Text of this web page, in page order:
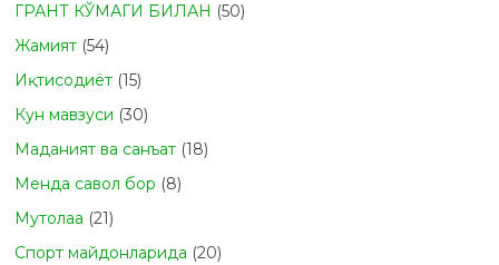
ГРАНТ КЎМАГИ БИЛАН (50)
Жамият (54)
Иқтисодиёт (15)
Кун мавзуси (30)
Маданият ва санъат (18)
Менда савол бор (8)
Мутолаа (21)
Спорт майдонларида (20)